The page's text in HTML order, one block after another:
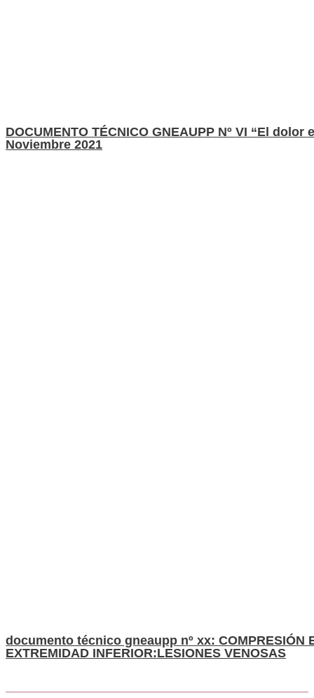
DOCUMENTO TÉCNICO GNEAUPP Nº VI “El
Noviembre 2021
documento técnico gneaupp nº xx: COMPRESIÓN
EXTREMIDAD INFERIOR:LESIONES VENOSAS